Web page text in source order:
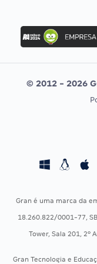
Concurso Ibama
Concurso MPU
Editais publicados
CONCURSOS POR
Concursos Fiscais
© 2012 - 2026
Gran é uma marca da
18.260.822/0001-77,
Tower, Sala 201, 2º
Gran Tecnologia e